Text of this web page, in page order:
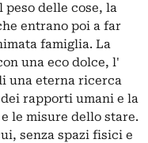
delle cose, la
entrano poi a far
famiglia. La
una eco dolce, l'
una eterna ricerca
rapporti umani e la
le misure dello stare.
senza spazi fisici e